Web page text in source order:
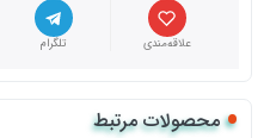
علاقه‌مندی تلگرام
محصولات مرتبط